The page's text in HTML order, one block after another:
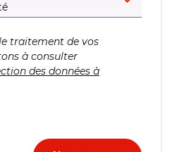
traitement de vos
à consulter
des données à